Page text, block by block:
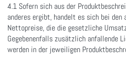
4.1 Sofern sich aus der
anderes ergibt, handelt es sich bei den
Nettopreise, die die gesetzliche
Gegebenenfalls zusätzlich anfallende
werden in der jeweiligen